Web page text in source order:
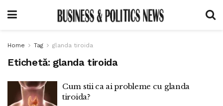
Home Tag glanda tiroida
Etichetă: glanda tiroida
Cum stii ca ai probleme cu glanda
tiroida?